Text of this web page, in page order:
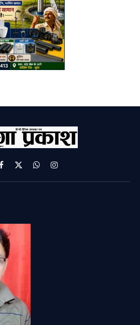
Facebook
X
(Twitter)
WhatsAppInstagram